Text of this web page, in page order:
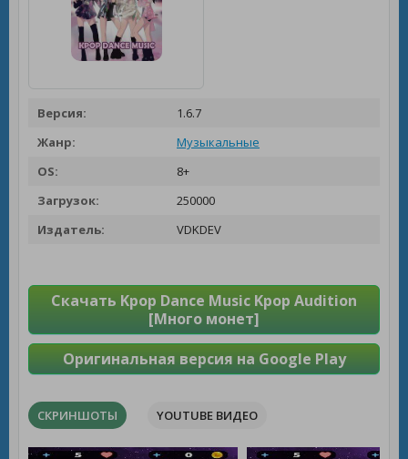
Версия:
1.6.7
Жанр:
Музыкальные
OS:
8+
Загрузок:
250000
Издатель:
VDKDEV
Скачать Kpop Dance Music Kpop Audition
[Много монет]
Оригинальная версия на Google Play
СКРИНШОТЫ YOUTUBE ВИДЕО